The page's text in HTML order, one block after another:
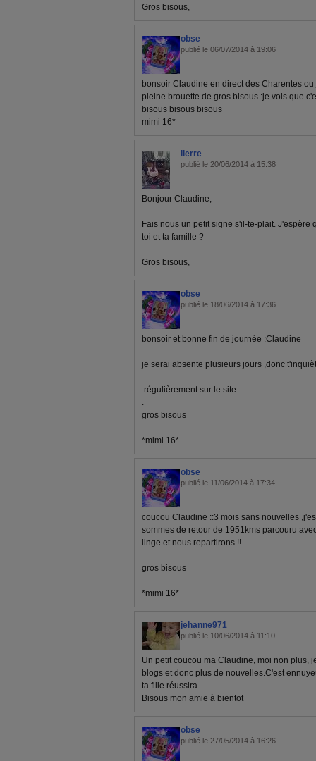
Gros bisous,
obse
publié le 06/07/2014 à 19:06
bonsoir Claudine en direct des Charentes
pleine brouette de gros bisous :je vois que
bisous bisous bisous
mimi 16*
lierre
publié le 20/06/2014 à 15:38
Bonjour Claudine,
Fais nous un petit signe s'il-te-plait. J'espère
toi et ta famille ?
Gros bisous,
obse
publié le 18/06/2014 à 17:36
bonsoir et bonne fin de journée :Claudine
je serai absente plusieurs jours ,donc
.régulièrement sur le site
.
gros bisous
*mimi 16*
obse
publié le 11/06/2014 à 17:34
coucou Claudine ::3 mois sans nouvelles
sommes de retour de 1951kms parcouru
linge et nous repartirons !!
gros bisous
*mimi 16*
jehanne971
publié le 10/06/2014 à 11:10
Un petit coucou ma Claudine, moi non plus,
blogs et donc plus de nouvelles.C'est
ta fille réussira.
Bisous mon amie à bientot
obse
publié le 27/05/2014 à 16:26